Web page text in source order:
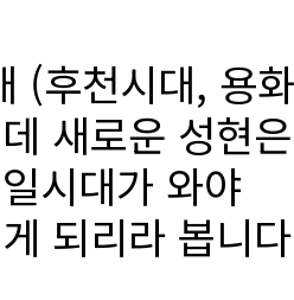
후천시대, 용
새로운 성현
시대가 와야
되리라 봅니